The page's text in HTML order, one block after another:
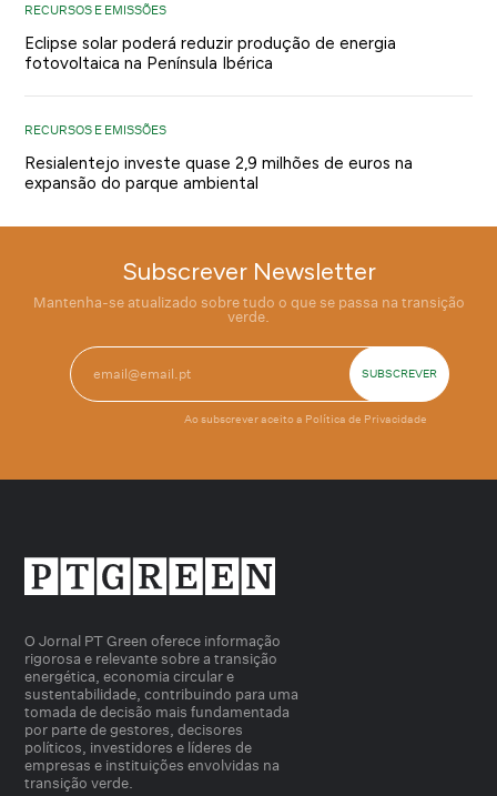
RECURSOS E EMISSÕES
Eclipse solar poderá reduzir produção de energia
fotovoltaica na Península Ibérica
RECURSOS E EMISSÕES
Resialentejo investe quase 2,9 milhões de euros na
expansão do parque ambiental
Subscrever Newsletter
Mantenha-se atualizado sobre tudo o que se passa na transição
verde.
Ao subscrever aceito a Política de Privacidade
O Jornal PT Green oferece informação
rigorosa e relevante sobre a transição
energética, economia circular e
sustentabilidade, contribuindo para uma
tomada de decisão mais fundamentada
por parte de gestores, decisores
políticos, investidores e líderes de
empresas e instituições envolvidas na
transição verde.